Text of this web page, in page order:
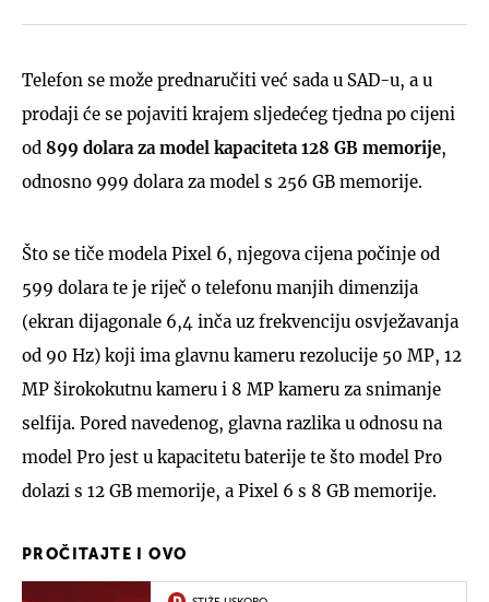
Telefon se može prednaručiti već sada u SAD-u, a u
prodaji će se pojaviti krajem sljedećeg tjedna po cijeni
od 899 dolara za model kapaciteta 128 GB memorije,
odnosno 999 dolara za model s 256 GB memorije.
Što se tiče modela Pixel 6, njegova cijena počinje od
599 dolara te je riječ o telefonu manjih dimenzija
(ekran dijagonale 6,4 inča uz frekvenciju osvježavanja
od 90 Hz) koji ima glavnu kameru rezolucije 50 MP, 12
MP širokokutnu kameru i 8 MP kameru za snimanje
selfija. Pored navedenog, glavna razlika u odnosu na
model Pro jest u kapacitetu baterije te što model Pro
dolazi s 12 GB memorije, a Pixel 6 s 8 GB memorije.
PROČITAJTE I OVO